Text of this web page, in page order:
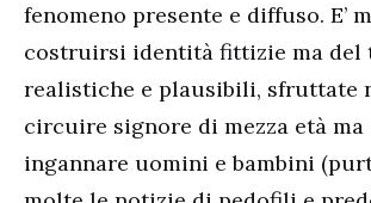
fenomeno presente e diffuso. E’
costruirsi identità fittizie ma del
realistiche e plausibili, sfruttate
circuire signore di mezza età ma
ingannare uomini e bambini